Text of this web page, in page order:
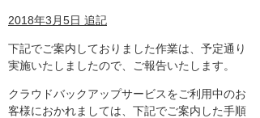
2018年3月5日 追記
下記でご案内しておりました作業は、予定通り
実施いたしましたので、ご報告いたします。
クラウドバックアップサービスをご利用中のお
客様におかれましては、下記でご案内した手順